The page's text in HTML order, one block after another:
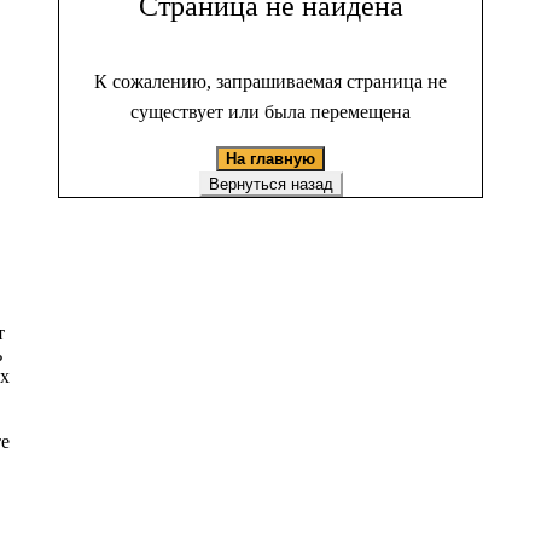
К сожалению, запрашиваемая страница не
существует или была перемещена
На главную
Вернуться назад